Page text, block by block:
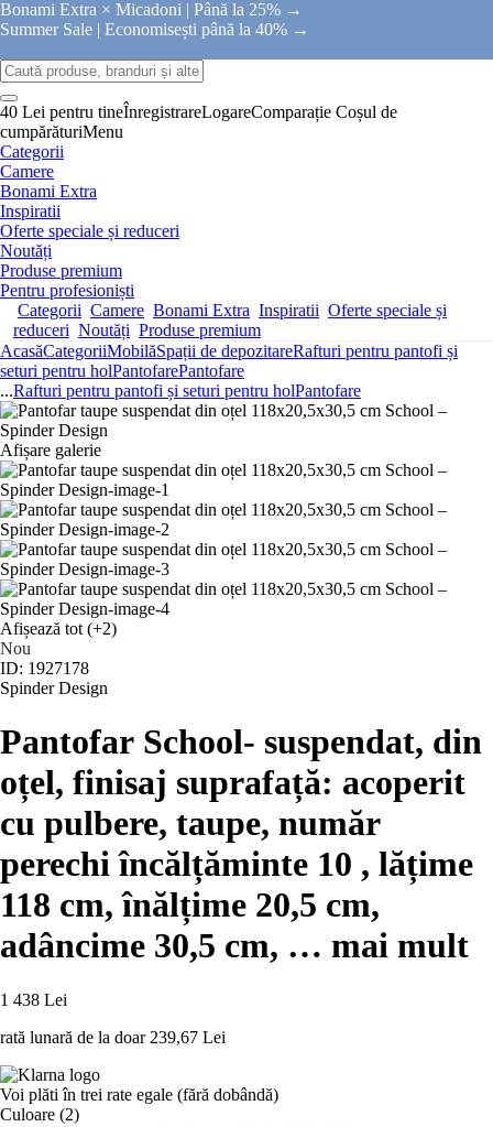
Bonami Extra × Micadoni | Până la 25% →
Summer Sale | Economisești până la 40% →
40 Lei pentru tineÎnregistrareLogareComparație Coșul de
cumpărăturiMenu
Categorii
Camere
Bonami Extra
Inspiratii
Oferte speciale și reduceri
Noutăți
Produse premium
Pentru profesioniști
Categorii Camere Bonami Extra Inspiratii Oferte speciale și
reduceri Noutăți Produse premium
AcasăCategoriiMobilăSpații de depozitareRafturi pentru pantofi și
seturi pentru holPantofarePantofare
...Rafturi pentru pantofi și seturi pentru holPantofare
Afișare galerie
Afișează tot (+2)
Nou
ID: 1927178
Spinder Design
Pantofar School- suspendat, din
oțel, finisaj suprafață: acoperit
cu pulbere, taupe, număr
perechi încălțăminte 10 , lățime
118 cm, înălțime 20,5 cm,
adâncime 30,5 cm, … mai mult
1 438 Lei
rată lunară de la doar 239,67 Lei
Voi plăti în trei rate egale (fără dobândă)
Culoare (2)